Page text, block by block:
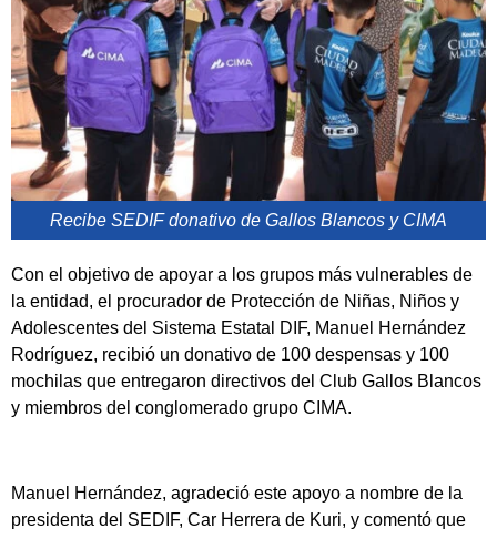
Recibe SEDIF donativo de Gallos Blancos y CIMA
Con el objetivo de apoyar a los grupos más vulnerables de
la entidad, el procurador de Protección de Niñas, Niños y
Adolescentes del Sistema Estatal DIF, Manuel Hernández
Rodríguez, recibió un donativo de 100 despensas y 100
mochilas que entregaron directivos del Club Gallos Blancos
y miembros del conglomerado grupo CIMA.
Manuel Hernández, agradeció este apoyo a nombre de la
presidenta del SEDIF, Car Herrera de Kuri, y comentó que